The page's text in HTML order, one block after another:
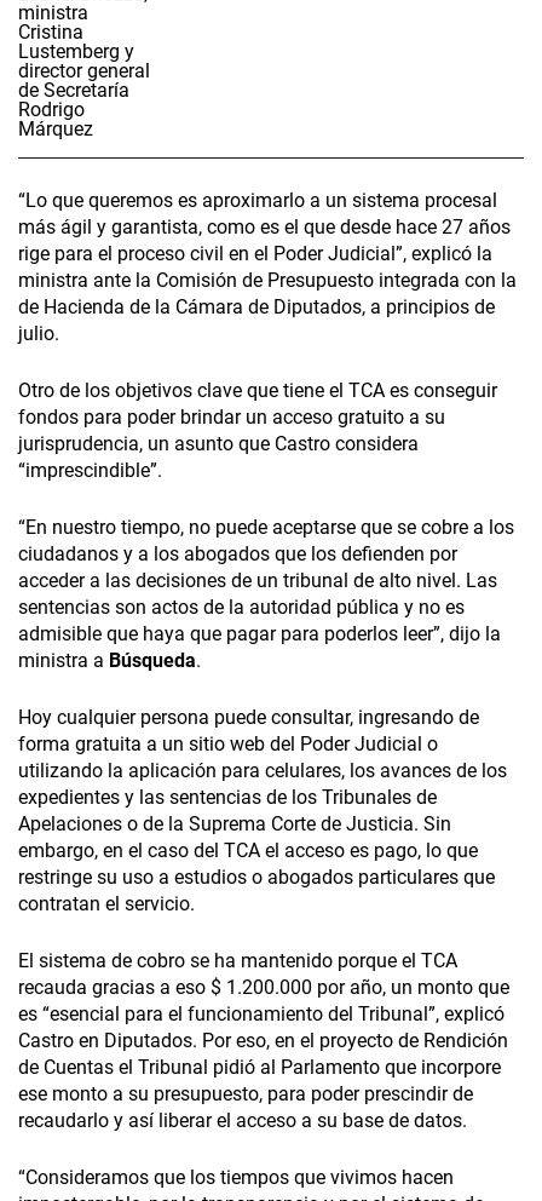
“Lo que queremos es aproximarlo a un sistema procesal
más ágil y garantista, como es el que desde hace 27 años
rige para el proceso civil en el Poder Judicial”, explicó la
ministra ante la Comisión de Presupuesto integrada con la
de Hacienda de la Cámara de Diputados, a principios de
julio.
Otro de los objetivos clave que tiene el TCA es conseguir
fondos para poder brindar un acceso gratuito a su
jurisprudencia, un asunto que Castro considera
“imprescindible”.
“En nuestro tiempo, no puede aceptarse que se cobre a los
ciudadanos y a los abogados que los defienden por
acceder a las decisiones de un tribunal de alto nivel. Las
sentencias son actos de la autoridad pública y no es
admisible que haya que pagar para poderlos leer”, dijo la
ministra a Búsqueda.
Hoy cualquier persona puede consultar, ingresando de
forma gratuita a un sitio web del Poder Judicial o
utilizando la aplicación para celulares, los avances de los
expedientes y las sentencias de los Tribunales de
Apelaciones o de la Suprema Corte de Justicia. Sin
embargo, en el caso del TCA el acceso es pago, lo que
restringe su uso a estudios o abogados particulares que
contratan el servicio.
El sistema de cobro se ha mantenido porque el TCA
recauda gracias a eso $ 1.200.000 por año, un monto que
es “esencial para el funcionamiento del Tribunal”, explicó
Castro en Diputados. Por eso, en el proyecto de Rendición
de Cuentas el Tribunal pidió al Parlamento que incorpore
ese monto a su presupuesto, para poder prescindir de
recaudarlo y así liberar el acceso a su base de datos.
“Consideramos que los tiempos que vivimos hacen